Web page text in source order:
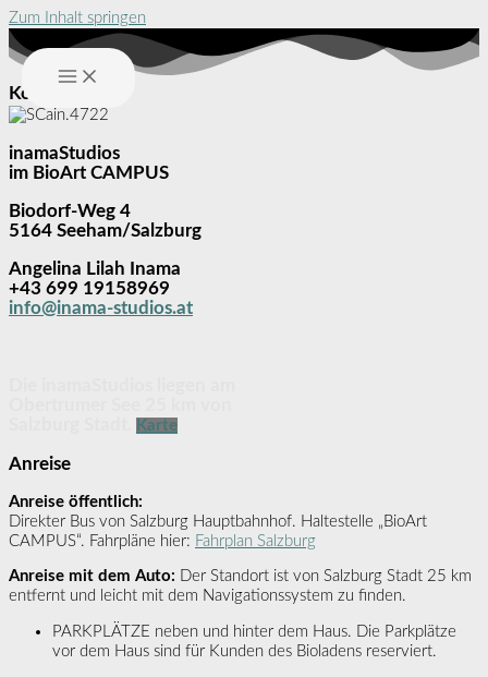
Zum Inhalt springen
Kontakt
inamaStudios
im BioArt CAMPUS
Biodorf-Weg 4
5164 Seeham/Salzburg
Angelina Lilah Inama
+43 699 19158969
info@inama-studios.at
Karte
Anreise
Anreise öffentlich:
Direkter Bus von Salzburg Hauptbahnhof. Haltestelle „BioArt
CAMPUS“. Fahrpläne hier: Fahrplan Salzburg
Anreise mit dem Auto: Der Standort ist von Salzburg Stadt 25 km
entfernt und leicht mit dem Navigationssystem zu finden.
PARKPLÄTZE neben und hinter dem Haus. Die Parkplätze
vor dem Haus sind für Kunden des Bioladens reserviert.